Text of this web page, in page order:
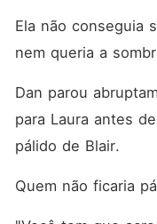
Ela não conseguia
nem queria a
Dan parou
para Laura antes
pálido de Blair.
Quem não ficaria